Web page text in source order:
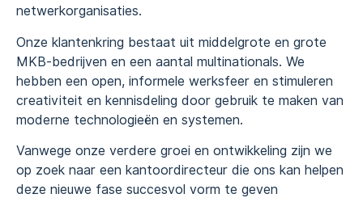
netwerkorganisaties.
Onze klantenkring bestaat uit middelgrote en grote
MKB-bedrijven en een aantal multinationals. We
hebben een open, informele werksfeer en stimuleren
creativiteit en kennisdeling door gebruik te maken van
moderne technologieën en systemen.
Vanwege onze verdere groei en ontwikkeling zijn we
op zoek naar een kantoordirecteur die ons kan helpen
deze nieuwe fase succesvol vorm te geven